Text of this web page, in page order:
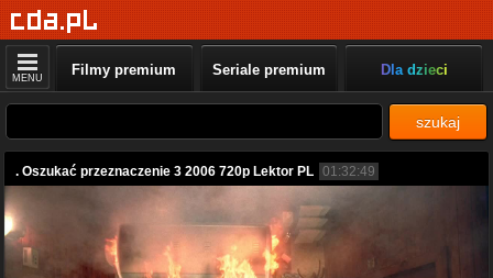
MENU Filmy premium Seriale premium Dla dzieci
szukaj
. Oszukać przeznaczenie 3 2006 720p Lektor PL 01:32:49